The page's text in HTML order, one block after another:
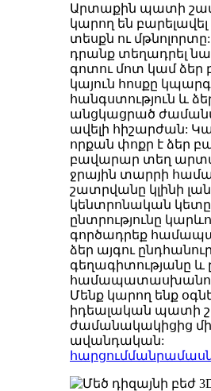
Արտաքին պատի
կարող են
տեսքն ու
դրանք տեղադրել
գոտու մոտ կամ ձեր
կայուն հոսքը
հանգստություն և
անցկացրած
ավելի հիշարժան:
որքան փոքր է ձեր
բավարար տեղ
ջրային տարրի
շատրվանը կլինի
կենտրոնական
ընտրությունը
գործադրեք
ձեր այգու ընդհանուր
գեղագիտությանը և
Մենք կարող ենք
իդեալական պատի
ժամանակակիցից
ավանդական:
հարցում